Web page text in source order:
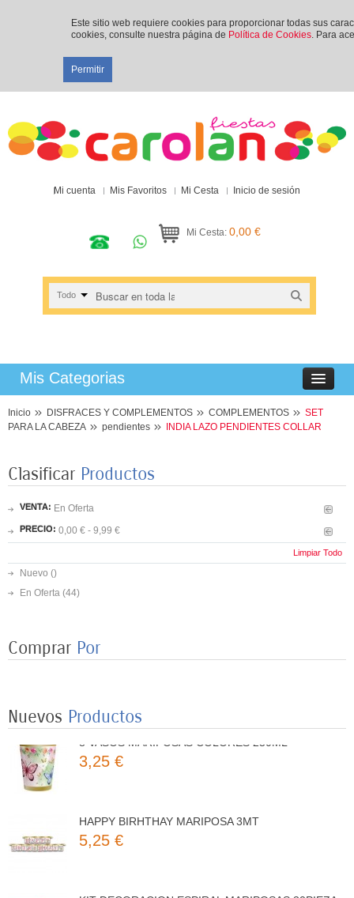
Este sitio web requiere cookies para proporcionar todas sus
cookies, consulte nuestra página de Política de Cookies. Para
Permitir
Mi cuenta Mis Favoritos Mi Cesta Inicio de sesión
Mi Cesta: 0,00 €
Todo
Mis Categorias
Inicio DISFRACES Y COMPLEMENTOS
COMPLEMENTOS
PARA LA CABEZA
pendientes
SET
INDIA LAZO PENDIENTES COLLAR
Clasificar Productos
VENTA: En Oferta
PRECIO: 0,00 € - 9,99 €
Limpiar Todo
Nuevo ()
En Oferta (44)
Comprar Por
Nuevos Productos
8 PLATOS MARIPOSAS COLORES 23CM
8 VASOS MARIPOSAS COLORES 250ML
3,25 €
5,25 €